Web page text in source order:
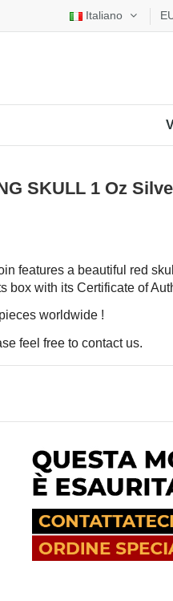
Italiano
SKULL 1 Oz
features a beautiful red
box with its Certificate of
worldwide !
feel free to contact us.